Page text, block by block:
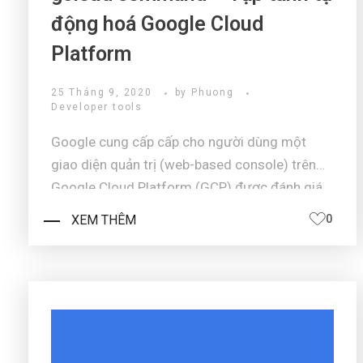
động hoá Google Cloud
Platform
25 Tháng 9, 2020 by
Phuong
Developer tools
Google cung cấp cấp cho người dùng một
giao diện quản trị (web-based console) trên
Google Cloud Platform (GCP) được đánh giá
là đầy tính linh hoạt, tông màu nhẹ nhàng, bố
XEM THÊM 0